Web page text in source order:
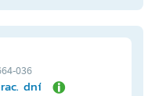
036
dní